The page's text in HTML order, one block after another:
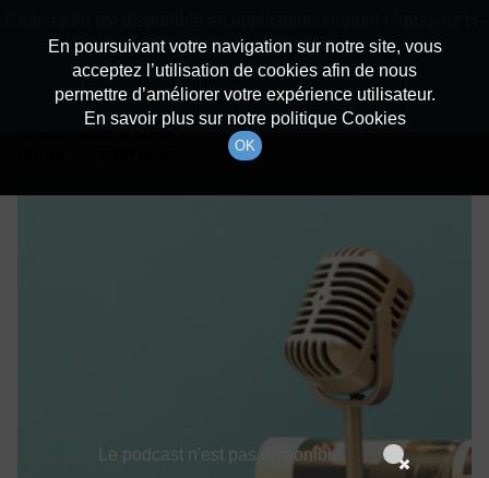
Détails De L'épisode
à 8h59
En poursuivant votre navigation sur notre site, vous
acceptez l’utilisation de cookies afin de nous
permettre d’améliorer votre expérience utilisateur.
En savoir plus sur notre politique Cookies
OK
dessous pour l'installer.
Non merci Télécharger l'application
Le podcast n'est pas disponible